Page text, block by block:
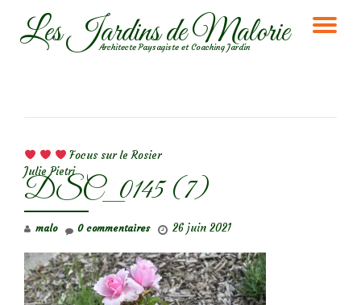
AllerLes Jardins de Malorie
Architecte Paysagiste et Coaching Jardin
Focus sur le Rosier
Julie Pietri
DSC_0145 (7)
malo 26 juin 2021
0 commentaires